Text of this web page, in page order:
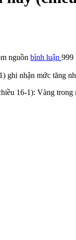
nguồn bình luận 999
ghi nhận mức tăng